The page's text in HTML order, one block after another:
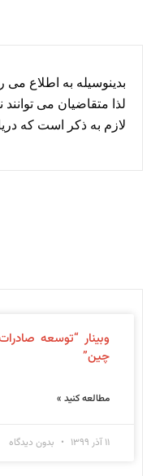
بدینوسیله به اطلاع می رساند که لوح
لذا متقاضیان می
لازم به ذکر است که
وبینار “توسعه
چین”
مطالعه کنید »
۱۱ آذر ۱۳۹۹ بدون دیدگاه